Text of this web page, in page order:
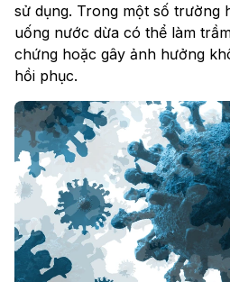
sử dụng. Trong một số trường
uống nước dừa có thể làm
chứng hoặc gây ảnh hưởng
hồi phục.